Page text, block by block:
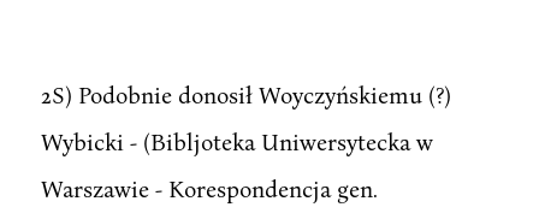
2S) Podobnie donosił Woyczyńskiemu (?)
Wybicki - (Bibljoteka Uniwersytecka w
Warszawie - Korespondencja gen.